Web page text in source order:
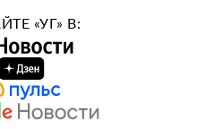
«УГ» В: